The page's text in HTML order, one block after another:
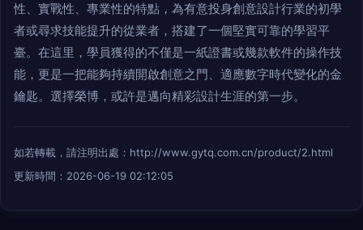
性、實戰性、專業性的特點，為有意投身創意設計行業的初學
者或尋求技能提升的從業者，搭建了一個堅實可靠的學習平
臺。在這里，學員獲得的不僅是一紙證書或幾款軟件的操作技
能，更是一把能夠持續開啟創意之門、適應數字時代變化的金
鑰匙。選擇榮博，或許是邁向精彩設計生涯的第一步。
如若轉載，請注明出處：http://www.gytq.com.cn/product/2.html
更新時間：2026-06-19 02:12:05